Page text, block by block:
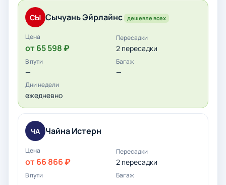
СЫ Сычуань Эйрлайнс дешевле всех
от 65 598 ₽ 2 пересадки
— —
ежедневно
ЧА Чайна Истерн
от 66 866 ₽ 2 пересадки